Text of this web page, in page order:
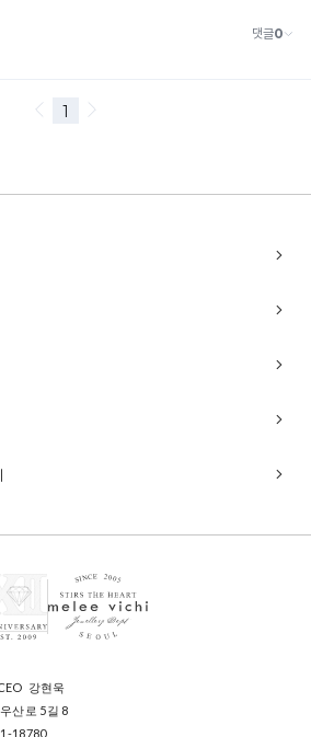
chevron_right
chevron_right
chevron_right
chevron_right
chevron_right
강현욱
산로 5길 8
18780